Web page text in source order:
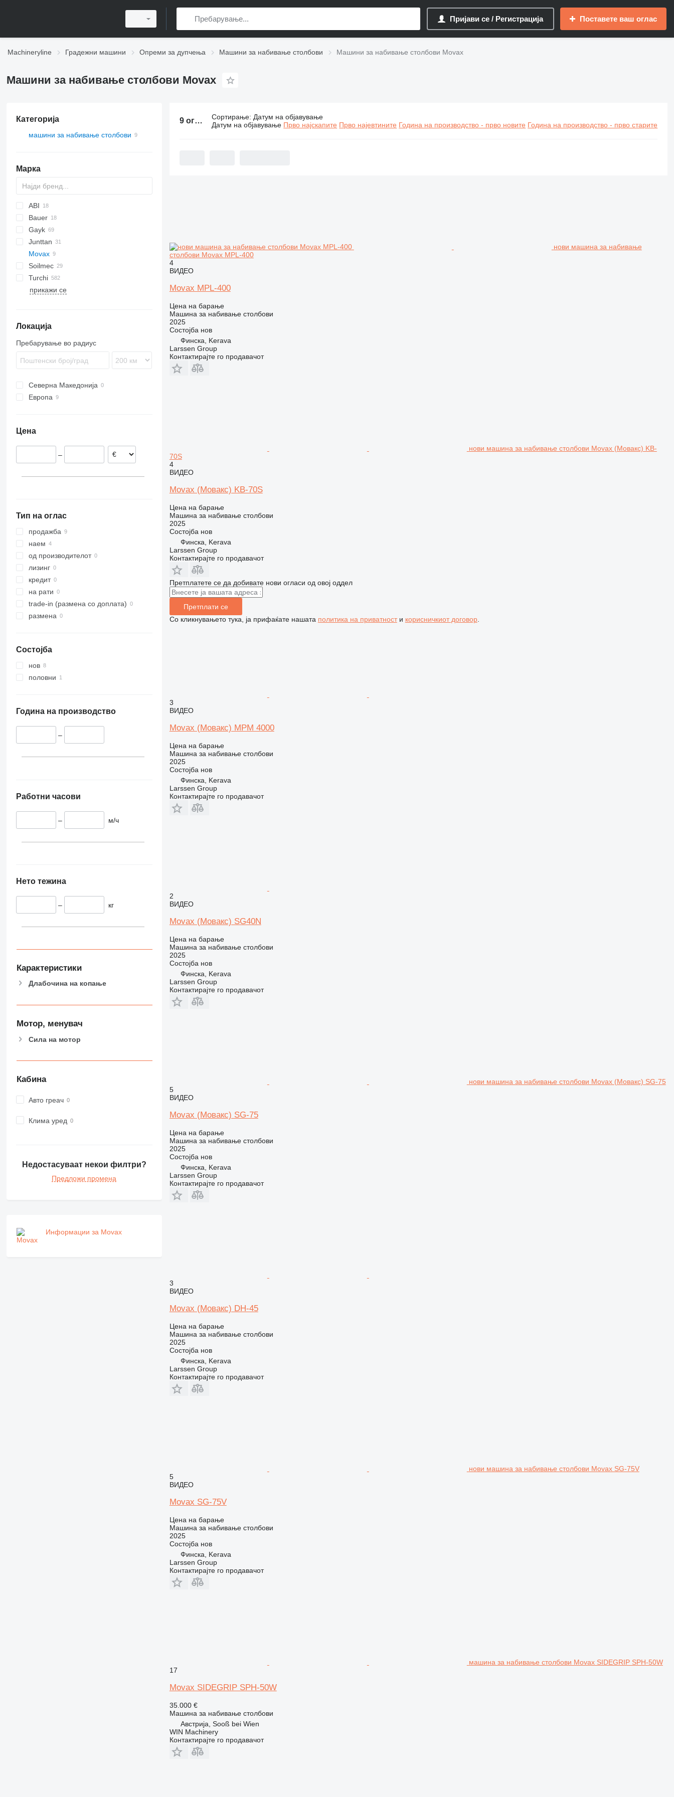
Пријави се / Регистрација Поставете ваш оглас
Machineryline Градежни машини Опреми за дупчења Машини за набивање столбови Машини за набивање столбови Movax
Машини за набивање столбови Movax
Категорија
машини за набивање столбови
Марка
ABI
Mobilram
ROC
800
Bauer
BG
BV
RG
T 21
B-series
C-series
MC
D-series
RH
Gayk
HRE
KH
HBR
223
1412C
AF
ECM
2054
Junttan
PM
709-2
KR
LB
LRB
R-series
HR
MW
HC
Movax
HD
Commando
Pantera
683
Soilmec
PSM
R210
SM
CF
Turchi
260S
PD
EC
XC
H
прикажи се
Локација
Пребарување во радиус
Северна Македонија
Европа
Цена
–
Тип на оглас
продажба
наем
од производителот
лизинг
кредит
на рати
trade-in (размена со доплата)
размена
Состојба
нов
половни
Година на производство
–
Работни часови
– м/ч
Нето тежина
– кг
Карактеристики
Длабочина на копање
Мотор, менувач
Сила на мотор
Кабина
Авто греач
Клима уред
Недостасуваат некои филтри?
Предложи промена
Информации за Movax
9 огласа: Машини за набивање столбови Movax
Сортирање: Датум на објавување
Датум на објавување Прво најскапите Прво најевтините Година на производство - прво новите Година на производство - прво старите
нови машина за набивање
столбови Movax MPL-400
4
ВИДЕО
Movax MPL-400
Цена на барање
Машина за набивање столбови
2025
Состојба нов
Финска, Kerava
Larssen Group
Контактирајте го продавачот
нови машина за набивање столбови Movax (Мовакс) KB-
70S
4
ВИДЕО
Movax (Мовакс) KB-70S
Цена на барање
Машина за набивање столбови
2025
Состојба нов
Финска, Kerava
Larssen Group
Контактирајте го продавачот
Претплатете се да добивате нови огласи од овој оддел
Претплати се
Со кликнувањето тука, ја прифаќате нашата политика на приватности корисничкиот договор.
3
ВИДЕО
Movax (Мовакс) MPM 4000
Цена на барање
Машина за набивање столбови
2025
Состојба нов
Финска, Kerava
Larssen Group
Контактирајте го продавачот
2
ВИДЕО
Movax (Мовакс) SG40N
Цена на барање
Машина за набивање столбови
2025
Состојба нов
Финска, Kerava
Larssen Group
Контактирајте го продавачот
нови машина за набивање столбови Movax (Мовакс) SG-75
5
ВИДЕО
Movax (Мовакс) SG-75
Цена на барање
Машина за набивање столбови
2025
Состојба нов
Финска, Kerava
Larssen Group
Контактирајте го продавачот
3
ВИДЕО
Movax (Мовакс) DH-45
Цена на барање
Машина за набивање столбови
2025
Состојба нов
Финска, Kerava
Larssen Group
Контактирајте го продавачот
нови машина за набивање столбови Movax SG-75V
5
ВИДЕО
Movax SG-75V
Цена на барање
Машина за набивање столбови
2025
Состојба нов
Финска, Kerava
Larssen Group
Контактирајте го продавачот
машина за набивање столбови Movax SIDEGRIP SPH-50W
17
Movax SIDEGRIP SPH-50W
35.000 €
Машина за набивање столбови
Австрија, Sooß bei Wien
WIN Machinery
Контактирајте го продавачот